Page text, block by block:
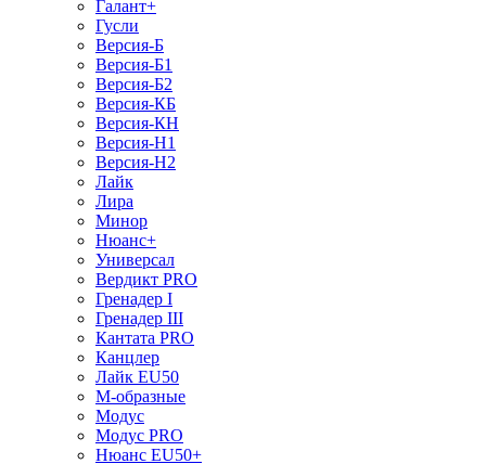
Галант+
Гусли
Версия-Б
Версия-Б1
Версия-Б2
Версия-КБ
Версия-КН
Версия-Н1
Версия-Н2
Лайк
Лира
Минор
Нюанс+
Универсал
Вердикт PRO
Гренадер I
Гренадер III
Кантата PRO
Канцлер
Лайк EU50
М-образные
Модус
Модус PRO
Нюанс EU50+